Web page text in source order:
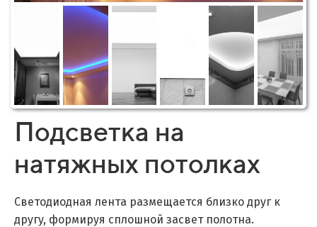
Подсветка на
натяжных потолках
Светодиодная лента размещается близко друг к
другу, формируя сплошной засвет полотна.